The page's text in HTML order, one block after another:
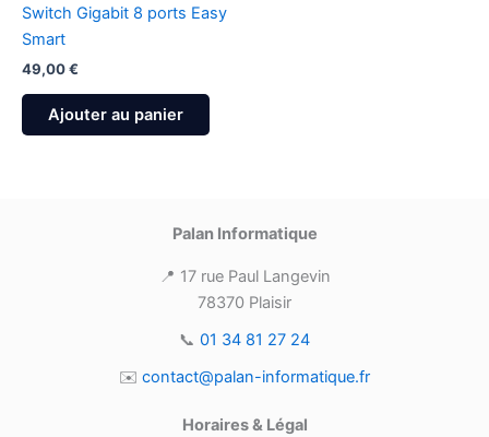
Switch Gigabit 8 ports Easy
Smart
49,00€
Ajouter au panier
Palan Informatique
📍 17 rue Paul Langevin
78370 Plaisir
📞 01 34 81 27 24
✉️ contact@palan-informatique.fr
Horaires & Légal